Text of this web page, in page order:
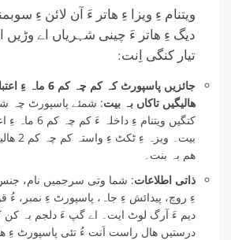
ویتنام ءِ ویزا ءِ ھاتر ءَ آن لائن ءِ
دیگ ءِ ھاتر ءَ چینی شہریاں اے وڑیں
تیار کنگی اِنت:
ھالیگیں تاکاں بہ بیت: شمئے پاسپورٹ چہ
کتگیں ویتنام ءِ داخلہ ءَ
بیت۔ ویزہ
ھم بہ بنت۔
ذاتی اطلاعات: شما وتی سرجمیں نام،
ءِ روچ، پیدائش ءِ جاہ، پاسپورٹ ءِ نمبر، ءُ
دیم ءَ آرگ لوٹ ایت۔ اے گپ ءَ دلجم بہ کن
درستیں ھال راست اَنت ءُ تئی پاسپورٹ ءِ